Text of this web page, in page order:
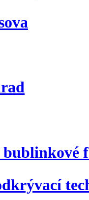
bublinkové